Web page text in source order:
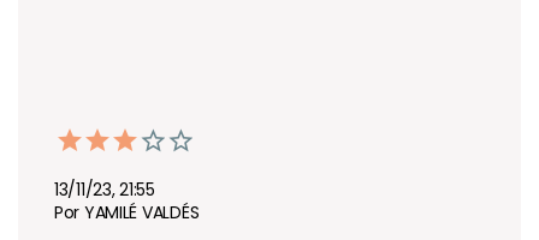
13/11/23, 21:55
Por YAMILÉ VALDÉS